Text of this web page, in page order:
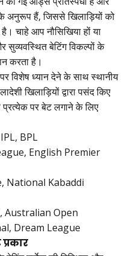
के अनुरूप हैं, जिससे खिलाड़ियों को
चाहे आप नौसिखिया हों या
बेटिंग विकल्पों के
करता है।
विशेष ध्यान देने के साथ स्थानीय
खिलाड़ियों द्वारा पसंद किए
पर बेट लगाने के लिए
BPL
English Premier
National Kabaddi
Australian Open
Dream League